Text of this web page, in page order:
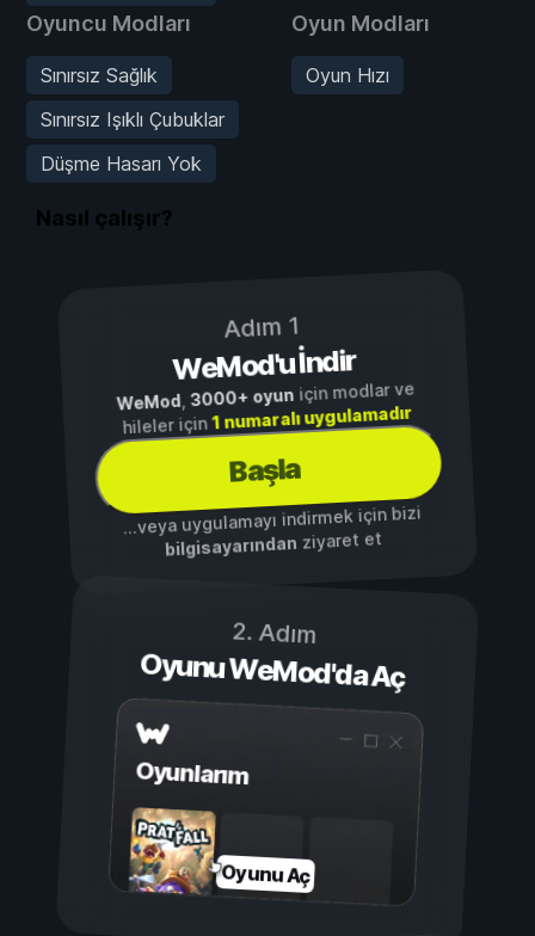
Oyuncu Modları
Sınırsız Sağlık
Sınırsız Işıklı Çubuklar
Düşme Hasarı Yok
Oyun Modları
Oyun Hızı
Nasıl çalışır?
Adım 1
WeMod'u İndir
WeMod,3000+ oyuniçin modlar ve
hileler için1 numaralı uygulamadır
Başla
...veya uygulamayı indirmek için bizi
bilgisayarından ziyaret et
2. Adım
Oyunu WeMod'da Aç
Oyunlarım
Oyunu Aç